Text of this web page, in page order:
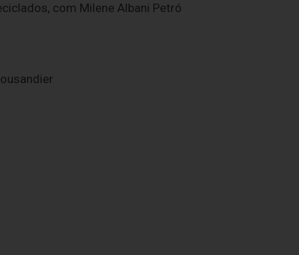
com Milene Albani Petró